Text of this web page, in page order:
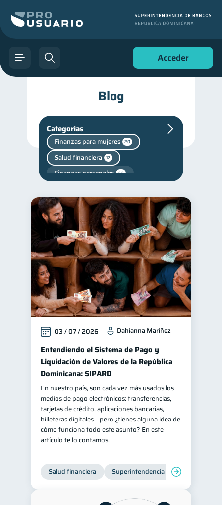
Acceder
Blog
Categorías
Finanzas para mujeres 20
Salud financiera 12
Finanzas personales 44
Educación financiera 31
Finanzas para jóvenes 30
Control de deudas
Finanzas familiares 25
Inclusión financiera 22
Bienestar financiero 22
Seguridad financiera 13
Productos financieros 11
Organización Financiera 10
Deudas 10
Entidad financiera 8
Préstamos
Consejos 6
Tarjeta de crédito 6
Historial crediticio 6
Ciberseguridad 5
Derechos & Deberes 4
03 / 07 / 2026 Dahianna Mariñez
Entendiendo el Sistema de Pago y
Liquidación de Valores de la República
Dominicana: SIPARD
En nuestro país, son cada vez más usados los
medios de pago electrónicos: transferencias,
tarjetas de crédito, aplicaciones bancarias,
billeteras digitales… pero ¿tienes alguna idea de
cómo funciona todo este asunto? En este
artículo te lo contamos.
Salud financiera Superintendencia de Bancos